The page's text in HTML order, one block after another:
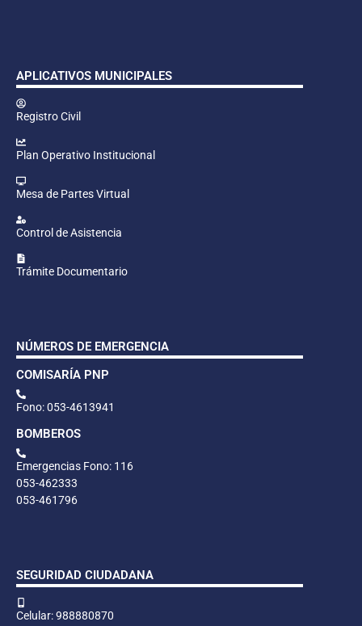
APLICATIVOS MUNICIPALES
Registro Civil
Plan Operativo Institucional
Mesa de Partes Virtual
Control de Asistencia
Trámite Documentario
NÚMEROS DE EMERGENCIA
COMISARÍA PNP
Fono: 053-4613941
BOMBEROS
Emergencias Fono: 116
053-462333
053-461796
SEGURIDAD CIUDADANA
Celular: 988880870